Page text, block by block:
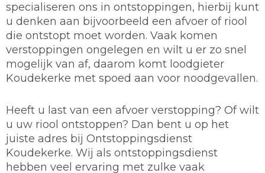
specialiseren ons in ontstoppingen, hierbij kunt
u denken aan bijvoorbeeld een afvoer of riool
die ontstopt moet worden. Vaak komen
verstoppingen ongelegen en wilt u er zo snel
mogelijk van af, daarom komt loodgieter
Koudekerke met spoed aan voor noodgevallen.
Heeft u last van een afvoer verstopping? Of wilt
u uw riool ontstoppen? Dan bent u op het
juiste adres bij Ontstoppingsdienst
Koudekerke. Wij als ontstoppingsdienst
hebben veel ervaring met zulke vaak